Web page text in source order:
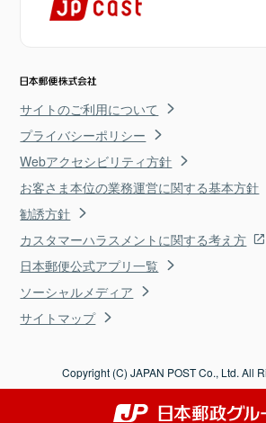
サイトのご利用について
プライバシーポリシー
Webアクセシビリティ方針
お客さま本位の業務運営に関する基本方針
勧誘方針
カスタマーハラスメントに関する考え方
日本郵便公式アプリ一覧
ソーシャルメディア
サイトマップ
Copyright (C) JAPAN POST Co., Ltd. All